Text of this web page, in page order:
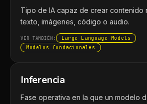
Tipo de IA capaz de crear contenido
texto, imágenes, código o audio.
VER TAMBIÉN:
Large Language Models
Modelos fundacionales
Inferencia
Fase operativa en la que un modelo